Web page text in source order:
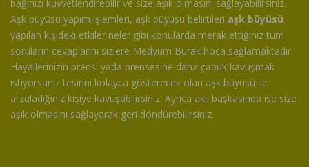
bağınızı kuvvetlendirebilir ve size aşık olmasını sağlayabilirsiniz.
Aşk büyüsü yapım işlemleri, aşk büyüsü belirtileri,aşk büyüsü
yapılan kişideki etkiler neler gibi konularda merak ettiğiniz tüm
soruların cevaplarını sizlere Medyum Burak hoca sağlamaktadır.
Hayallerinizin prensi yada prensesine daha çabuk kavuşmak
istiyorsanız tesirini kolayca gösterecek olan aşk büyüsü ile
arzuladığınız kişiye kavuşabilirsiniz. Ayrıca aklı başkasında ise size
aşık olmasını sağlayarak geri döndürebilirsiniz.